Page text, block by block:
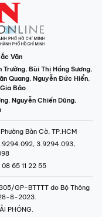
Văn
Trường, Bùi Thị Hồng Sương,
Quang, Nguyễn Đức Hiển,
Bảo
, Nguyễn Chiến Dũng,
Bàn Cờ, TP.HCM
3.9294.093,
08 65 11 22 55
GP-BTTTT do Bộ Thông
8-2023.
PHÓNG.